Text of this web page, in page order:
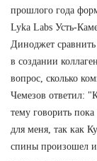
прошлого года
Lyka Labs Усть-
Диноджет
в создании
вопрос, сколько
Чемезов ответил:
тему говорить
для меня, так как
спины произошел